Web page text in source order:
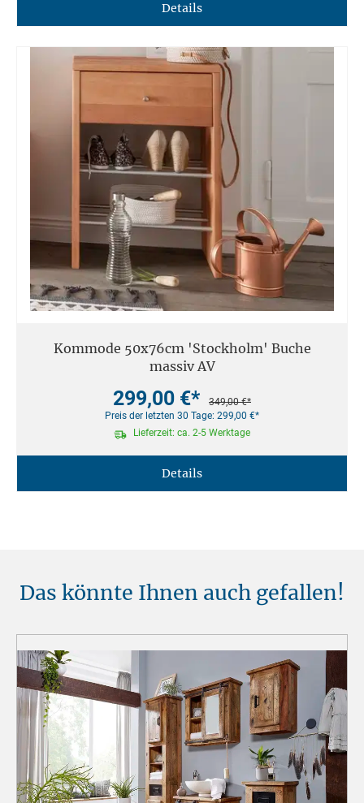
Details
Kommode 50x76cm 'Stockholm' Buche
massiv AV
299,00 €*
349,00 €*
Preis der letzten 30 Tage: 299,00 €*
Lieferzeit: ca. 2-5 Werktage
Details
Das könnte Ihnen auch gefallen!